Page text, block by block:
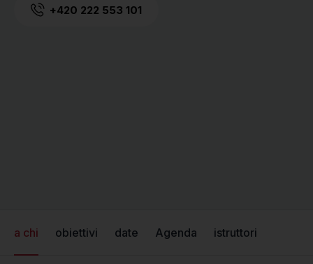
+420 222 553 101
a chi obiettivi date Agenda istruttori